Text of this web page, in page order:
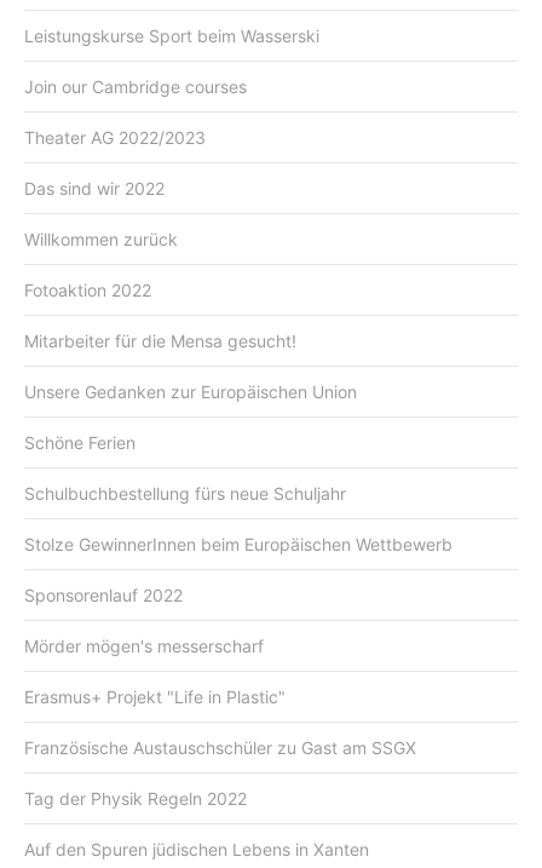
Leistungskurse Sport beim Wasserski
Join our Cambridge courses
Theater AG 2022/2023
Das sind wir 2022
Willkommen zurück
Fotoaktion 2022
Mitarbeiter für die Mensa gesucht!
Unsere Gedanken zur Europäischen Union
Schöne Ferien
Schulbuchbestellung fürs neue Schuljahr
Stolze GewinnerInnen beim Europäischen Wettbewerb
Sponsorenlauf 2022
Mörder mögen's messerscharf
Erasmus+ Projekt "Life in Plastic"
Französische Austauschschüler zu Gast am SSGX
Tag der Physik Regeln 2022
Auf den Spuren jüdischen Lebens in Xanten